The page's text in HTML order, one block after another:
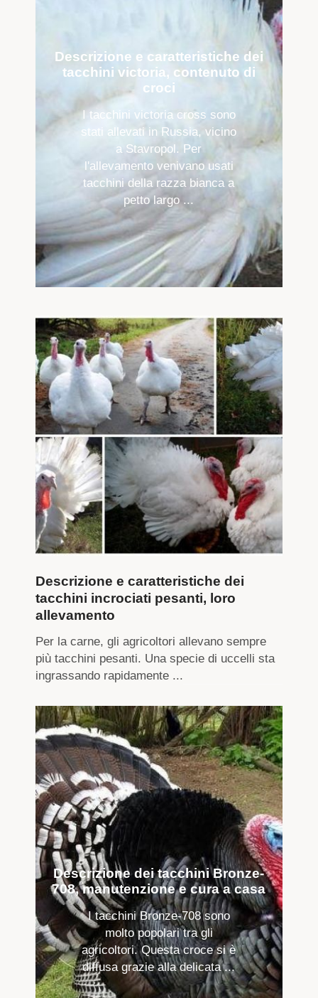
Descrizione e caratteristiche dei
tacchini victoria, contenuto di
croci
I tacchini victoria cross sono
stati allevati in Russia, vicino
a Stavropol. Per
l'allevamento venivano usati
tacchini della razza bianca a
petto largo ...
Descrizione e caratteristiche dei
tacchini incrociati pesanti, loro
allevamento
Per la carne, gli agricoltori allevano sempre
più tacchini pesanti. Una specie di uccelli sta
ingrassando rapidamente ...
Descrizione dei tacchini Bronze-
708, manutenzione e cura a casa
I tacchini Bronze-708 sono
molto popolari tra gli
agricoltori. Questa croce si è
diffusa grazie alla delicata ...